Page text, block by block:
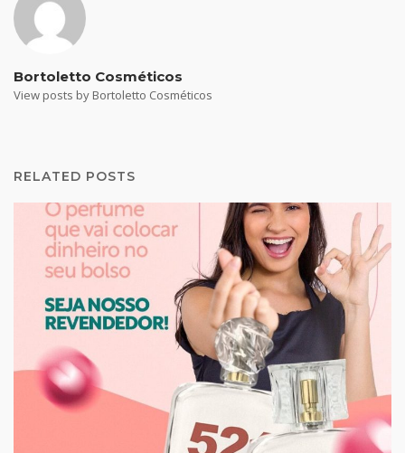
Bortoletto Cosméticos
View posts by Bortoletto Cosméticos
RELATED POSTS